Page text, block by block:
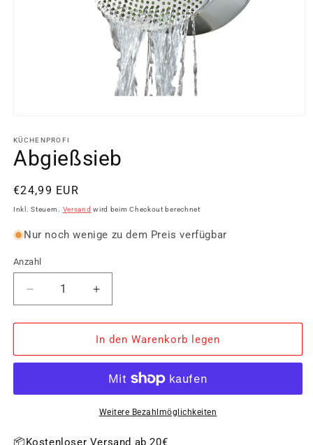
in
Modal
öffnen
KÜCHENPROFI
Abgießsieb
Normaler
Preis
€24,99 EUR
Inkl. Steuern. Versand wird beim Checkout berechnet
Nur noch wenige zu dem Preis verfügbar
Anzahl
Verringere
die
Menge
Abgießsieb
Erhöhe
die
Menge
für
Abgießsieb
In den Warenkorb legen
Weitere Bezahlmöglichkeiten
📦Kostenloser Versand ab 20€